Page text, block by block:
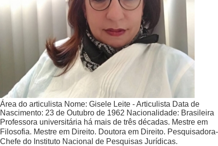
Área do articulista Nome: Gisele Leite - Articulista Data de
Nascimento: 23 de Outubro de 1962 Nacionalidade: Brasileira
Professora universitária há mais de três décadas. Mestre em
Filosofia. Mestre em Direito. Doutora em Direito. Pesquisadora-
Chefe do Instituto Nacional de Pesquisas Jurídicas.